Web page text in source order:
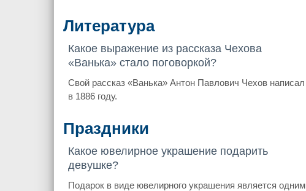
Литература
Какое выражение из рассказа Чехова
«Ванька» стало поговоркой?
Свой рассказ «Ванька» Антон Павлович Чехов написал
в 1886 году.
Праздники
Какое ювелирное украшение подарить
девушке?
Подарок в виде ювелирного украшения является одним